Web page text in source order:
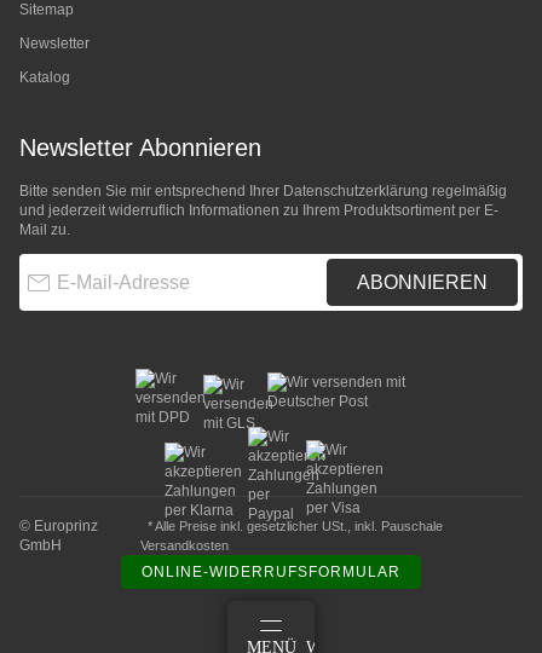
Sitemap
Newsletter
Katalog
Newsletter Abonnieren
Bitte senden Sie mir entsprechend Ihrer Datenschutzerklärung regelmäßig
und jederzeit widerruflich Informationen zu Ihrem Produktsortiment per E-
Mail zu.
ABONNIEREN
© Europrinz
GmbH
* Alle Preise inkl. gesetzlicher USt., inkl. Pauschale
Versandkosten
ONLINE-WIDERRUFSFORMULAR
MENÜ WARENKORB